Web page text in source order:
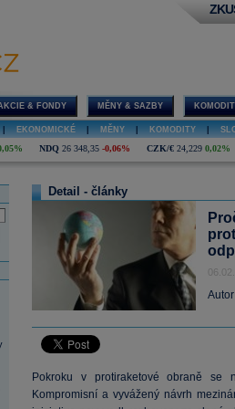
& FONDY MĚNY & SAZBY
EKONOMICKÉ MĚNY KOMODITY
NDQ 26 348,35 -0,06% CZK/€ 24,229 0,02%
Detail - články
Pokroku v protiraketové obraně se
Kompromisní a vyvážený návrh